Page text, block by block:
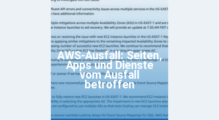
AWS-Ausfall: Seiten,
Apps und Dienste
vom Ausfall
betroffen